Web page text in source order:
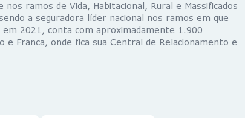
ramos de Vida, Habitacional, Rural e Massificados
a seguradora líder nacional nos ramos em que
2021, conta com aproximadamente 1.900
e Franca, onde fica sua Central de Relacionamento e